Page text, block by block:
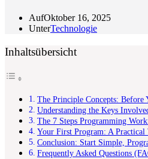
AufOktober 16, 2025
UnterTechnologie
Inhaltsübersicht
The Principle Concepts: Before
Understanding the Keys
The 7 Steps Programming
Your First Program: A Practical
Conclusion: Start Simple,
Frequently Asked Questions